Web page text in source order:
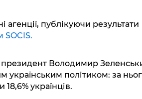
публікуючи результати
SOCIS.
Володимир
політиком: за
українців.